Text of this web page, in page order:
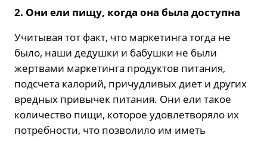
2. Они ели пищу, когда она была доступна
Учитывая тот факт, что маркетинга тогда не
было, наши дедушки и бабушки не были
жертвами маркетинга продуктов питания,
подсчета калорий, причудливых диет и других
вредных привычек питания. Они ели такое
количество пищи, которое удовлетворяло их
потребности, что позволило им иметь